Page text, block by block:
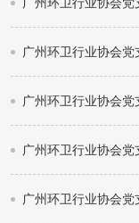
广州环卫行业协会党
广州环卫行业协会党
广州环卫行业协会党
广州环卫行业协会党
广州环卫行业协会党